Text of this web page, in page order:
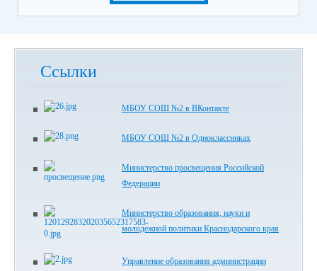
Ссылки
МБОУ СОШ №2 в ВКонтакте
МБОУ СОШ №2 в Одноклассниках
Министерство просвещения Российской
Федерации
Министерство образования, науки и
молодежной политики Краснодарского края
Управление образования администрации